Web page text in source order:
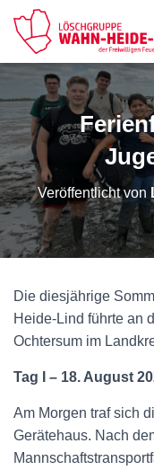
Veröffentlicht von
Die diesjährige
Heide-Lind führte an
Ochtersum im
Tag I – 18. August
Am Morgen traf sich
Gerätehaus. Nach